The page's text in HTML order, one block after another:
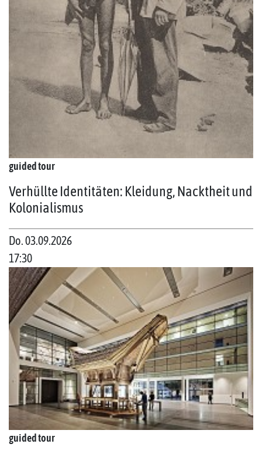
guided tour
Verhüllte Identitäten: Kleidung, Nacktheit und
Kolonialismus
Do. 03.09.2026
17:30
guided tour